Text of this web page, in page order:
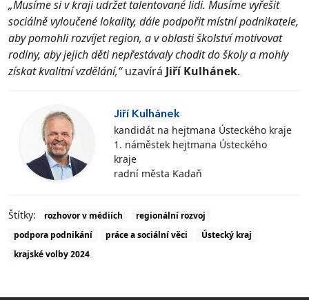
„Musíme si v kraji udržet talentované lidi. Musíme vyřešit
sociálně vyloučené lokality, dále podpořit místní podnikatele,
aby pomohli rozvíjet region, a v oblasti školství motivovat
rodiny, aby jejich děti nepřestávaly chodit do školy a mohly
získat kvalitní vzdělání,“uzavírá Jiří Kulhánek.
Jiří Kulhánek
kandidát na hejtmana Ústeckého kraje
1. náměstek hejtmana Ústeckého
kraje
radní města Kadaň
Štítky: rozhovor v médiích
regionální rozvoj
podpora podnikání
práce a sociální věci
Ústecký kraj
krajské volby 2024